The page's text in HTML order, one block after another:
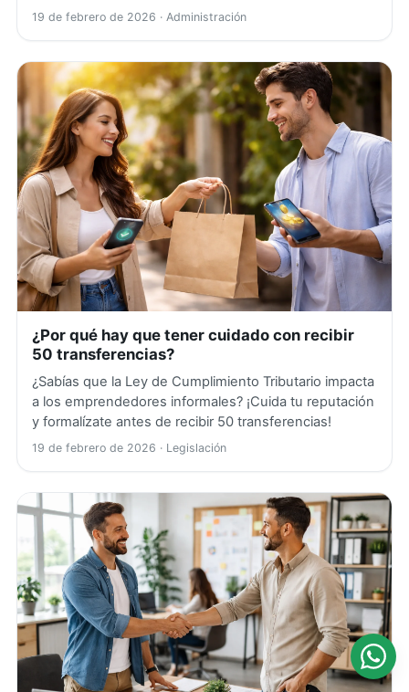
19 de febrero de 2026 · Administración
¿Por qué hay que tener cuidado con recibir
50 transferencias?
¿Sabías que la Ley de Cumplimiento Tributario impacta
a los emprendedores informales? ¡Cuida tu reputación
y formalízate antes de recibir 50 transferencias!
19 de febrero de 2026 · Legislación